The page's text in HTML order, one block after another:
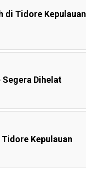
di Tidore Kepulauan
Dihelat
Kepulauan